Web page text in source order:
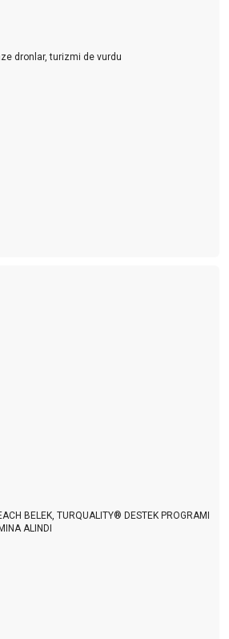
mı turistten koruyacağız?
mi olmalıydı?
bilmiyor?
tehlikede
papatya falına döndü
mü olacak? Gerçek nedir?
bir yıl olsun
da verelim
okuyor
istemez
için direniyor
endişe yılı olacak
kapatılmalı
DEVLET SIRRI MI?
dronlar, turizmi de vurdu
BELEK, TURQUALITY® DESTEK PROGRAMI
ALINDI